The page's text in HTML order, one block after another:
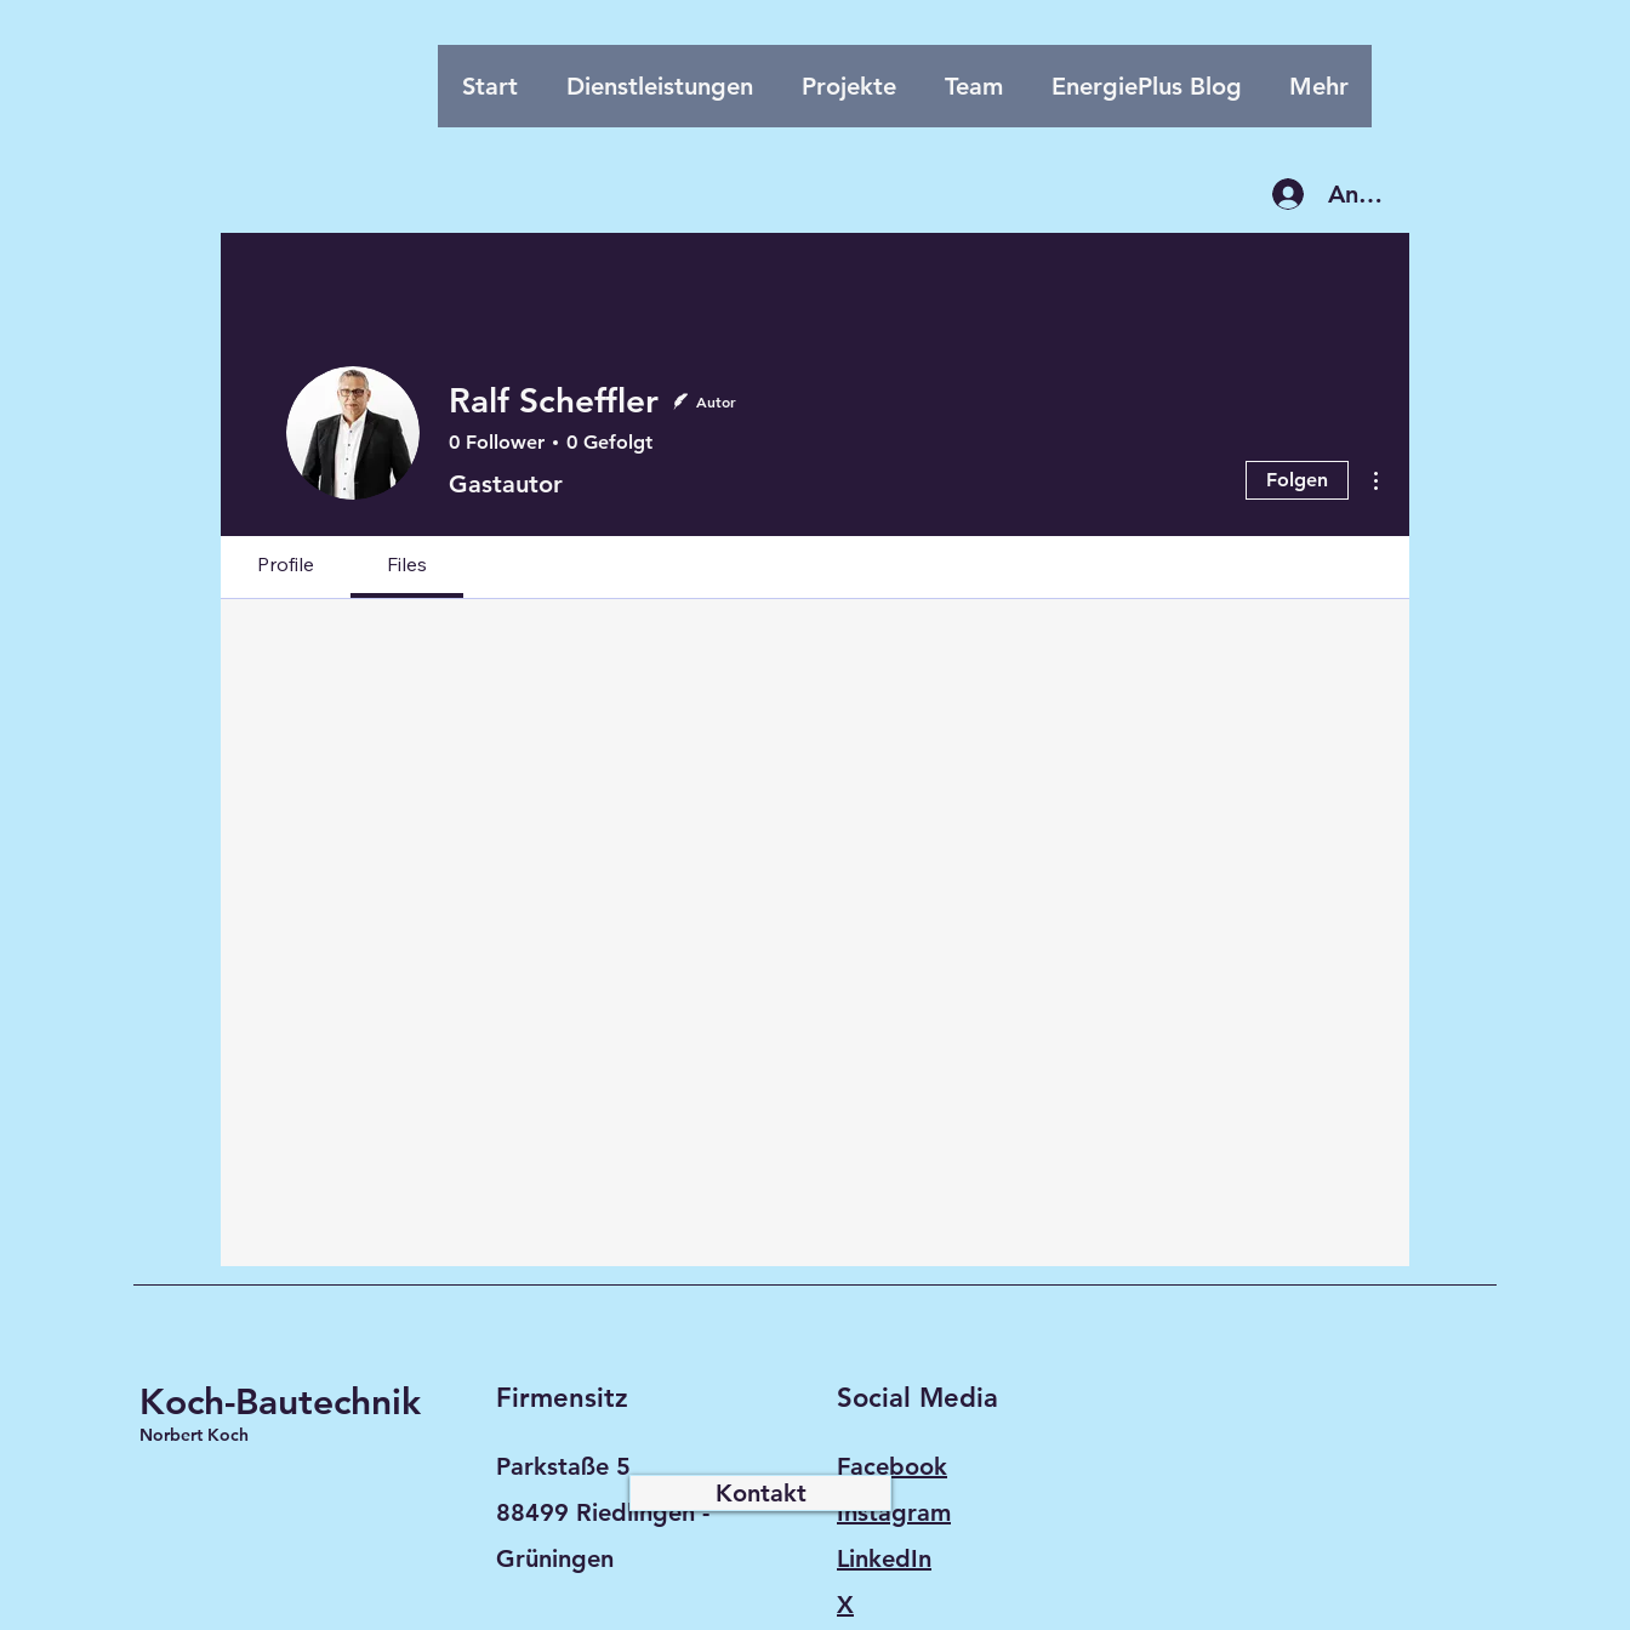
Start Dienstleistungen Projekte Team EnergiePlus Blog Mehr
Anmelden
Ralf Scheffler Autor
0 Follower 0 Gefolgt
Gastautor Folgen
Profile Files
Koch-Bautechnik
Norbert Koch
Firmensitz
Parkstaße 5
88499 Riedlingen -
Grüningen
Social Media
Facebook
Instagram
LinkedIn
X
Kontakt